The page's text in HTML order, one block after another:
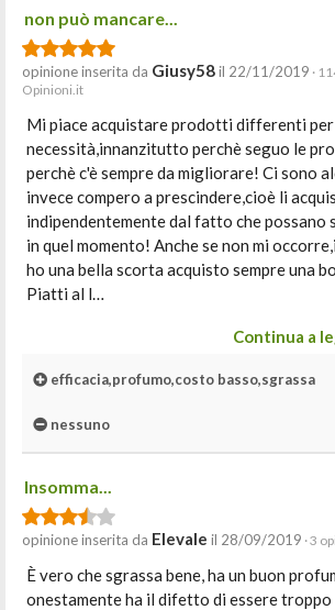
non può mancare...
opinione inserita da Giusy58il 22/11/2019 ·
Opinioni.it
Mi piace acquistare prodotti differenti per
necessità,innanzitutto perchè seguo le
perchè c'è sempre da migliorare! Ci sono
invece compero a prescindere,cioè li
indipendentemente dal fatto che possano
in quel momento! Anche se non mi
ho una bella scorta acquisto sempre una
Piatti al l…
Continua a
efficacia,profumo,costo basso,sgrassa
nessuno
Insomma...
opinione inserita da Elevale il 28/09/2019 · 3
È vero che sgrassa bene, ha un buon
onestamente ha il difetto di essere troppo